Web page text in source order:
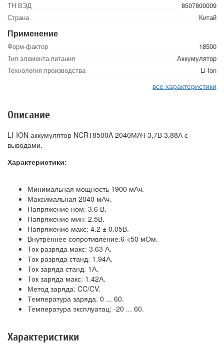
ТН ВЭД
8507800009
Страна
Китай
Применение
Форм-фактор
18500
Тип элемента питания
Аккумулятор
Технология производства
Li-Ion
все характеристики
Описание
LI-ION аккумулятор NCR18500A 2040МАЧ 3,7В 3,88А с
выводами.
Характеристики:
Минимальная мощность 1900 мАч.
Максимальная 2040 мАч.
Напряжение ном: 3.6 В.
Напряжение мин: 2.5В.
Напряжение макс: 4.2 ± 0.05В.
Внутреннее сопротивление:6 <50 мОм.
Ток разряда макс: 3.63 А.
Ток разряда станд: 1.94А.
Ток заряда станд: 1А.
Ток заряда макс: 1.42А.
Метод заряда: CC/CV.
Температура заряда: 0 ... 60.
Температура эксплуатац: -20 ... 60.
Характеристики